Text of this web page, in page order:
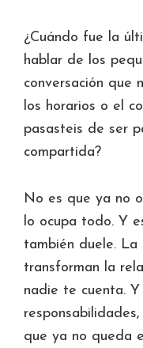
¿Cuándo fue la
hablar de los
conversación que
los horarios o el
pasasteis de ser
compartida?
No es que ya no
lo ocupa todo. Y
también duele.
transforman la
nadie te cuenta.
que ya no queda